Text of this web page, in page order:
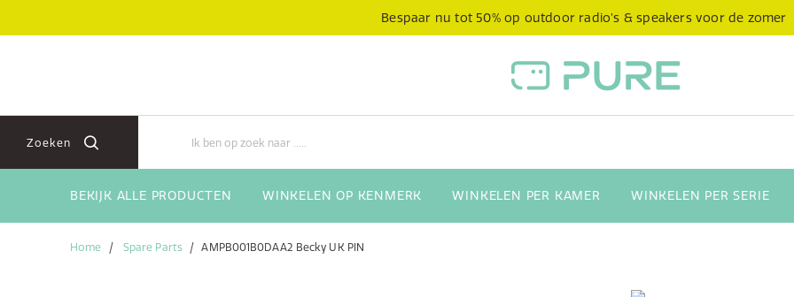
Bespaar nu tot 50% op outdoor radio’s & speakers voor de zomer
Zoeken
BEKIJK ALLE PRODUCTEN WINKELEN OP KENMERK WINKELEN PER KAMER WINKELEN PER SERIE
Home Spare Parts AMPB001B0DAA2 Becky UK PIN